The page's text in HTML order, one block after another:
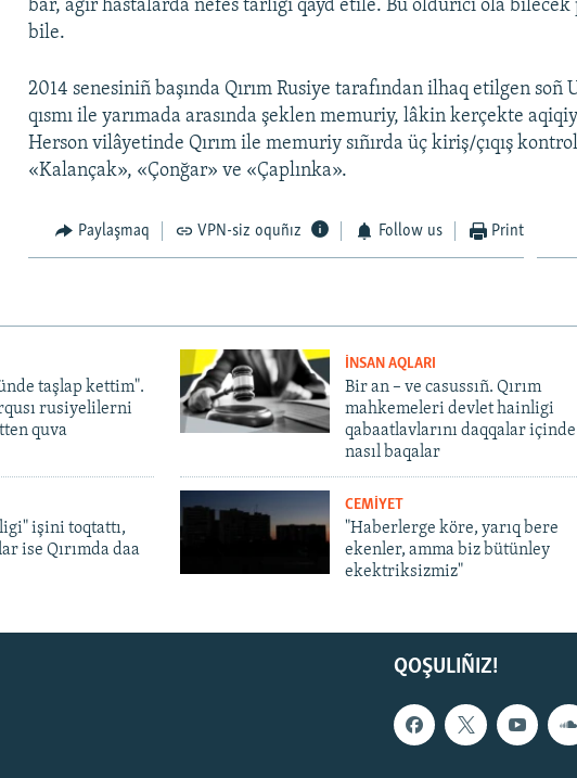
bar, ağır hastalarda nefes tarlığı qayd etile. Bu öldürici ola
bile.
2014 senesiniñ başında Qırım Rusiye tarafından ilhaq etilgen soñ
qısmı ile yarımada arasında şeklen memuriy, lâkin kerçekte
Herson vilâyetinde Qırım ile memuriy sıñırda üç kiriş/çıqış kontrol
«Kalançak», «Çonğar» ve «Çaplınka».
Paylaşmaq VPN-siz oquñız Follow us Print
taşlap kettim".
rusiyelilerni
quva
İNSAN AQLARI
Bir an – ve casussıñ. Qırım
mahkemeleri devlet hainligi
qabaatlavlarını daqqalar içinde
nasıl baqalar
işini toqtattı,
ise Qırımda daa
CEMİYET
"Haberlerge köre, yarıq bere
ekenler, amma biz bütünley
ekektriksizmiz"
QOŞULIÑIZ!